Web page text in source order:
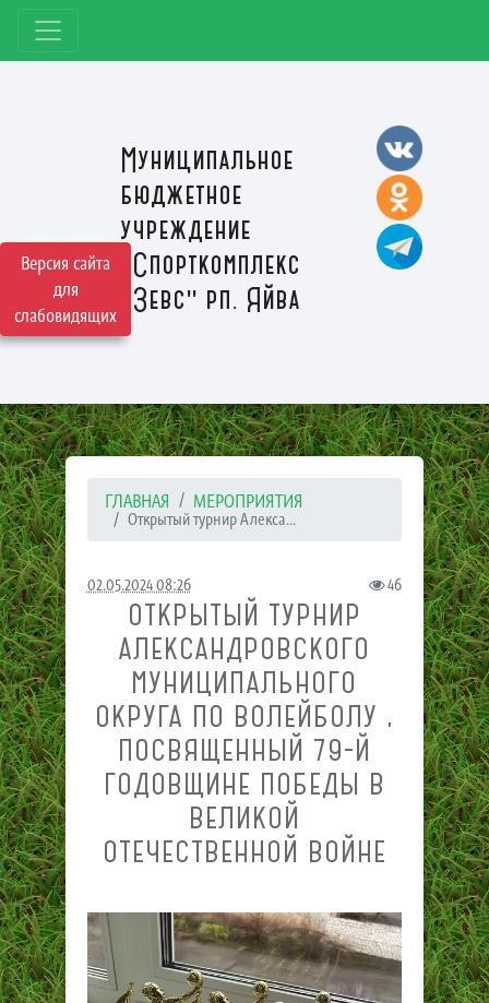
Версия сайта
для
слабовидящих
Муниципальное
бюджетное
учреждение
"Спорткомплекс
"Зевс" рп. Яйва
ГЛАВНАЯ МЕРОПРИЯТИЯ
Открытый турнир Алекса...
02.05.2024 08:26 46
ОТКРЫТЫЙ ТУРНИР
АЛЕКСАНДРОВСКОГО
МУНИЦИПАЛЬНОГО
ОКРУГА ПО ВОЛЕЙБОЛУ ,
ПОСВЯЩЕННЫЙ 79-Й
ГОДОВЩИНЕ ПОБЕДЫ В
ВЕЛИКОЙ
ОТЕЧЕСТВЕННОЙ ВОЙНЕ